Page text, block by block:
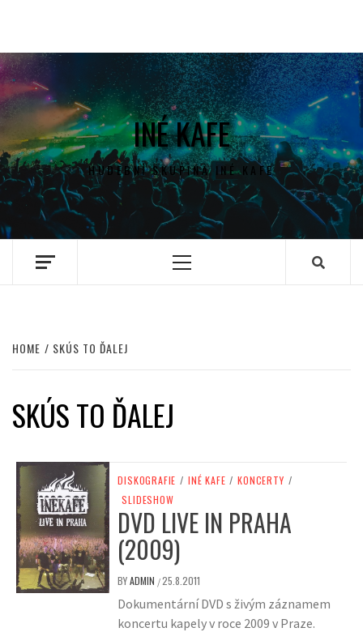
INÉ KAFE
HUDEBNÍ SKUPINA INÉ KAFE
Primary
HOME SKÚS TO ĎALEJ
SKÚS TO ĎALEJ
DISKOGRAFIE / INÉ KAFE / KONCERTY /
SLIDESHOW
DVD LIVE IN PRAHA
(2009)
BYADMIN /25.8.2011
Dokumentární DVD s živým záznamem
koncertu kapely v roce 2009 v Praze.